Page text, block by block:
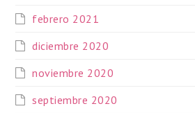
febrero 2021
diciembre 2020
noviembre 2020
septiembre 2020